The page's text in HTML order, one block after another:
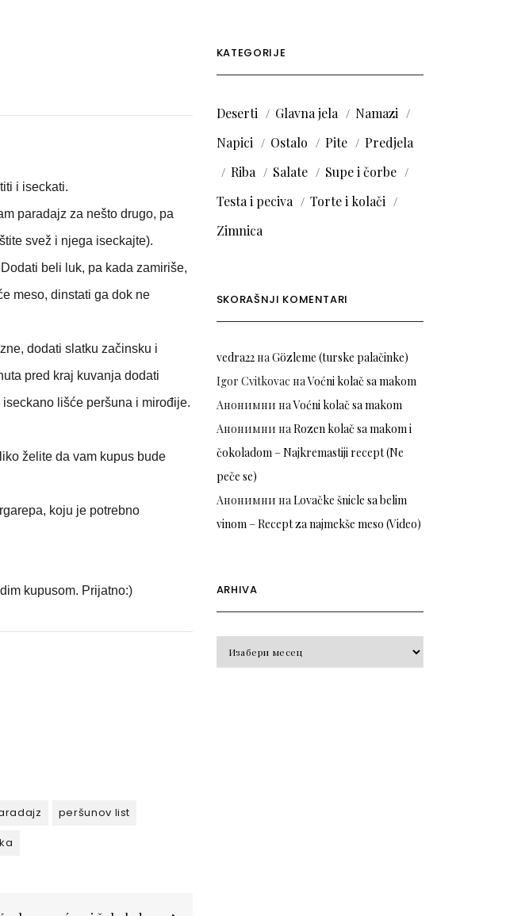
i iseckati.
paradajz za nešto drugo, pa
svež i njega iseckajte).
beli luk, pa kada zamiriše,
meso, dinstati ga dok ne
dodati slatku začinsku i
pred kraj kuvanja dodati
lišće peršuna i mirođije.
želite da vam kupus bude
koju je potrebno
kupusom. Prijatno:)
peršunov list
KATEGORIJE
Deserti Glavna jela
Namazi
Napici
Ostalo Pite
Predjela
Riba
Salate
Supe i čorbe
Testa i peciva
Torte i kolači
Zimnica
SKORAŠNJI KOMENTARI
vedra22наGözleme (turske palačinke)
Igor Cvitkovac наVoćni kolač sa makom
Анонимни наVoćni kolač sa makom
Анонимни наRozen kolač sa makom i
čokoladom – Najkremastiji recept (Ne
peče se)
Анонимни наLovačke šnicle sa belim
vinom – Recept za najmekše meso (Video)
ARHIVA